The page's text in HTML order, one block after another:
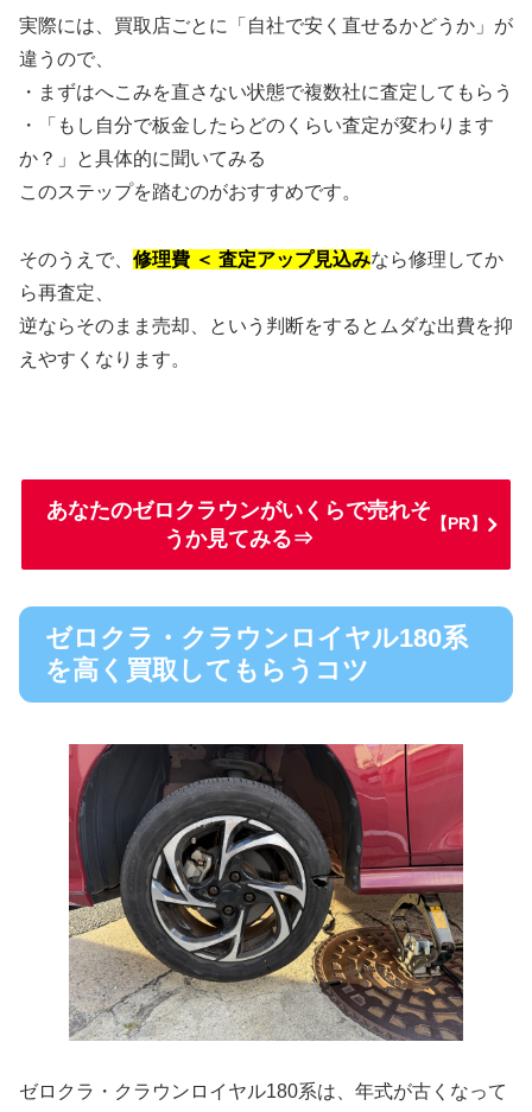
実際には、買取店ごとに「自社で安く直せるかどうか」が
違うので、
・まずはへこみを直さない状態で複数社に査定してもらう
・「もし自分で板金したらどのくらい査定が変わります
か？」と具体的に聞いてみる
このステップを踏むのがおすすめです。
そのうえで、 修理費 ＜ 査定アップ見込みなら修理してか
ら再査定、
逆ならそのまま売却、という判断をするとムダな出費を抑
えやすくなります。
あなたのゼロクラウンがいくらで売れそ
うか見てみる⇒
【PR】
ゼロクラ・クラウンロイヤル180系
を高く買取してもらうコツ
ゼロクラ・クラウンロイヤル180系は、年式が古くなって